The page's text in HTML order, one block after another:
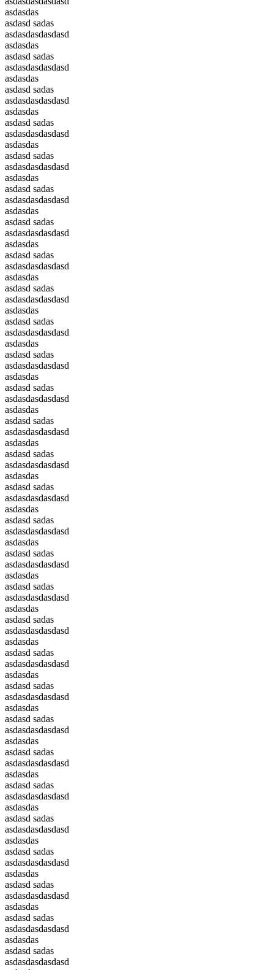
asdasdas
asdasd sadas
asdasdasdasdasd
asdasdas
asdasd sadas
asdasdasdasdasd
asdasdas
asdasd sadas
asdasdasdasdasd
asdasdas
asdasd sadas
asdasdasdasdasd
asdasdas
asdasd sadas
asdasdasdasdasd
asdasdas
asdasd sadas
asdasdasdasdasd
asdasdas
asdasd sadas
asdasdasdasdasd
asdasdas
asdasd sadas
asdasdasdasdasd
asdasdas
asdasd sadas
asdasdasdasdasd
asdasdas
asdasd sadas
asdasdasdasdasd
asdasdas
asdasd sadas
asdasdasdasdasd
asdasdas
asdasd sadas
asdasdasdasdasd
asdasdas
asdasd sadas
asdasdasdasdasd
asdasdas
asdasd sadas
asdasdasdasdasd
asdasdas
asdasd sadas
asdasdasdasdasd
asdasdas
asdasd sadas
asdasdasdasdasd
asdasdas
asdasd sadas
asdasdasdasdasd
asdasdas
asdasd sadas
asdasdasdasdasd
asdasdas
asdasd sadas
asdasdasdasdasd
asdasdas
asdasd sadas
asdasdasdasdasd
asdasdas
asdasd sadas
asdasdasdasdasd
asdasdas
asdasd sadas
asdasdasdasdasd
asdasdas
asdasd sadas
asdasdasdasdasd
asdasdas
asdasd sadas
asdasdasdasdasd
asdasdas
asdasd sadas
asdasdasdasdasd
asdasdas
asdasd sadas
asdasdasdasdasd
asdasdas
asdasd sadas
asdasdasdasdasd
asdasdas
asdasd sadas
asdasdasdasdasd
asdasdas
asdasd sadas
asdasdasdasdasd